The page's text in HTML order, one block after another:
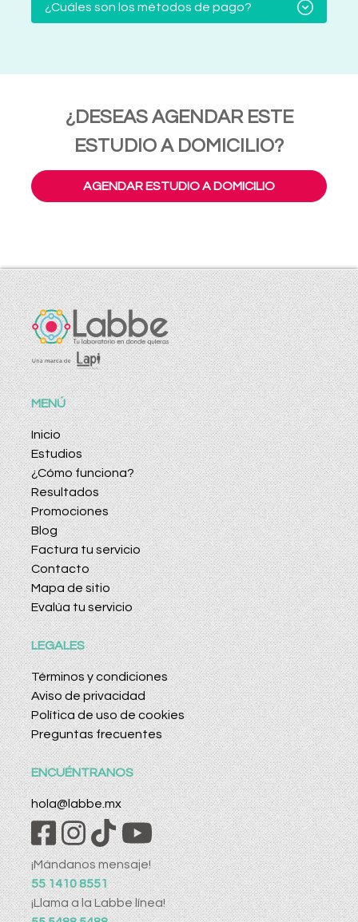
¿Cuáles son los métodos de pago?
¿DESEAS AGENDAR ESTE
ESTUDIO A DOMICILIO?
AGENDAR ESTUDIO A DOMICILIO
MENÚ
Inicio
Estudios
¿Cómo funciona?
Resultados
Promociones
Blog
Factura tu servicio
Contacto
Mapa de sitio
Evalúa tu servicio
LEGALES
Términos y condiciones
Aviso de privacidad
Política de uso de cookies
Preguntas frecuentes
ENCUÉNTRANOS
hola@labbe.mx
¡Mándanos mensaje!
55 1410 8551
¡Llama a la Labbe línea!